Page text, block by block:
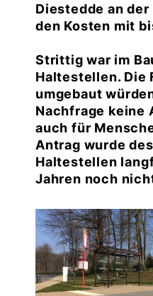
Diestedde an
den Kosten mit
Strittig war im
Haltestellen. Die
umgebaut
Nachfrage keine
auch für
Antrag wurde
Haltestellen
Jahren noch